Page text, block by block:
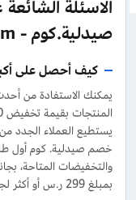
الاسئلة
صيدلية.كوم - Sidalih.com
كيف أحصل على
يمكنك الاستفادة من
المنتجات بقيمة تخفيض 10% عند استخدام الرمز الترويجي (
يستطيع العملاء الجدد
خصم صيدلية. كوم أول
والتخفيضات المتاحة،
بمبلغ 299 ر.س أو أكثر لجميع العملاء.